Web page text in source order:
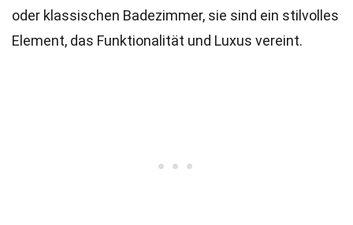
oder klassischen Badezimmer, sie sind ein stilvolles
Element, das Funktionalität und Luxus vereint.